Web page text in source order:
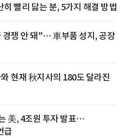
빨리 닳는 분, 5가지 해결 방법
경쟁 안 돼"… 車부품 성지, 공장
현재 秋지사의 180도 달라진
美, 4조원 투자 발표…
급